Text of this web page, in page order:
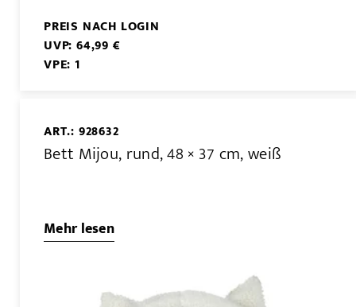
PREIS NACH LOGIN
UVP: 64,99 €
VPE: 1
ART.: 928632
Bett Mijou, rund, 48 × 37 cm, weiß
Mehr lesen